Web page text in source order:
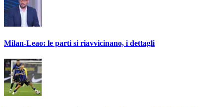
Milan-Leao: le parti si riavvicinano, i dettagli